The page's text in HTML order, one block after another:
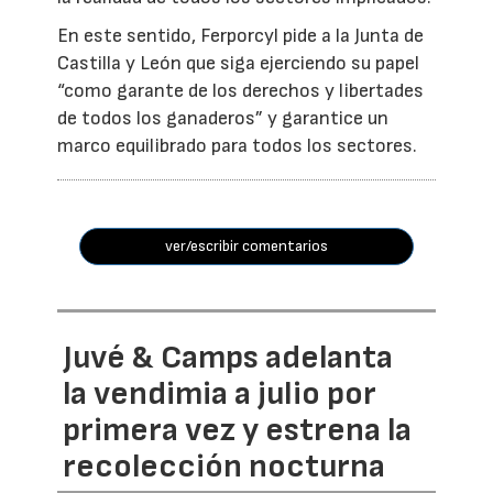
En este sentido, Ferporcyl pide a la Junta de
Castilla y León que siga ejerciendo su papel
“como garante de los derechos y libertades
de todos los ganaderos” y garantice un
marco equilibrado para todos los sectores.
ver/escribir comentarios
Juvé & Camps adelanta
la vendimia a julio por
primera vez y estrena la
recolección nocturna